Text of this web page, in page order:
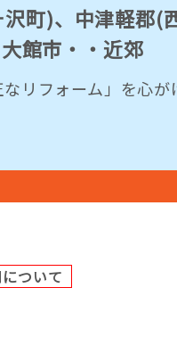
町)、中津軽郡(
館市・・近郊
リフォーム」を心が
ついて